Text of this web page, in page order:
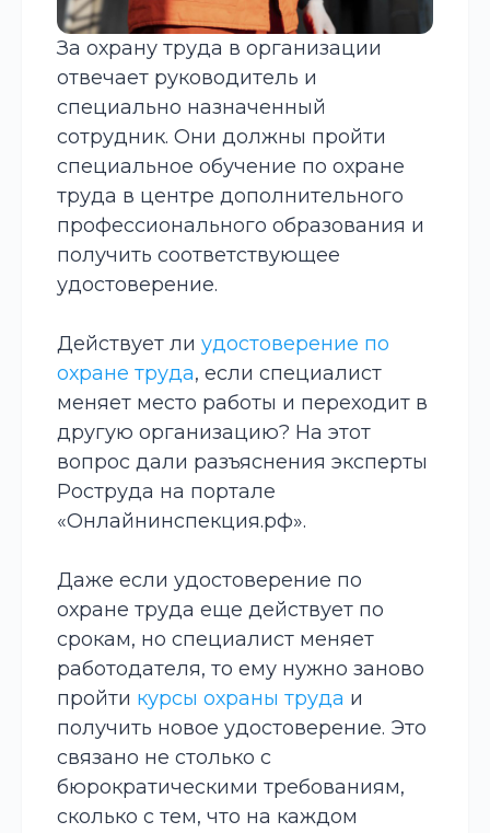
За охрану труда в организации
отвечает руководитель и
специально назначенный
сотрудник. Они должны пройти
специальное обучение по охране
труда в центре дополнительного
профессионального образования и
получить соответствующее
удостоверение.
Действует ли удостоверение по
охране труда, если специалист
меняет место работы и переходит в
другую организацию? На этот
вопрос дали разъяснения эксперты
Роструда на портале
«Онлайнинспекция.рф».
Даже если удостоверение по
охране труда еще действует по
срокам, но специалист меняет
работодателя, то ему нужно заново
пройти курсы охраны труда и
получить новое удостоверение. Это
связано не столько с
бюрократическими требованиям,
сколько с тем, что на каждом